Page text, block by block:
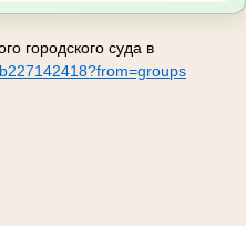
городского суда в